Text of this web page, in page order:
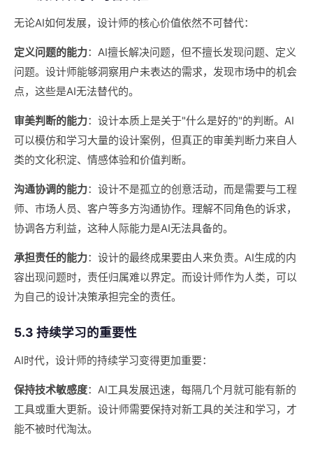
无论AI如何发展，设计师的核心价值依然不可替代：
定义问题的能力：AI擅长解决问题，但不擅长发现问题、定义
问题。设计师能够洞察用户未表达的需求，发现市场中的机会
点，这些是AI无法替代的。
审美判断的能力：设计本质上是关于"什么是好的"的判断。AI
可以模仿和学习大量的设计案例，但真正的审美判断力来自人
类的文化积淀、情感体验和价值判断。
沟通协调的能力：设计不是孤立的创意活动，而是需要与工程
师、市场人员、客户等多方沟通协作。理解不同角色的诉求，
协调各方利益，这种人际能力是AI无法具备的。
承担责任的能力：设计的最终成果要由人来负责。AI生成的内
容出现问题时，责任归属难以界定。而设计师作为人类，可以
为自己的设计决策承担完全的责任。
5.3 持续学习的重要性
AI时代，设计师的持续学习变得更加重要：
保持技术敏感度：AI工具发展迅速，每隔几个月就可能有新的
工具或重大更新。设计师需要保持对新工具的关注和学习，才
能不被时代淘汰。